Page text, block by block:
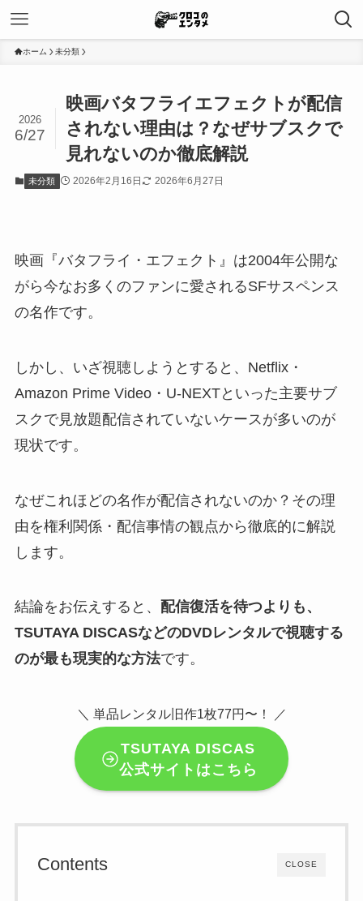
ホーム 未分類
映画バタフライエフェクトが配信
されない理由は？なぜサブスクで
見れないのか徹底解説
2026
6/27
未分類 2026年2月16日 2026年6月27日
映画『バタフライ・エフェクト』は2004年公開な
がら今なお多くのファンに愛されるSFサスペンス
の名作です。
しかし、いざ視聴しようとすると、Netflix・
Amazon Prime Video・U-NEXTといった主要サブ
スクで見放題配信されていないケースが多いのが
現状です。
なぜこれほどの名作が配信されないのか？その理
由を権利関係・配信事情の観点から徹底的に解説
します。
結論をお伝えすると、 配信復活を待つよりも、
TSUTAYA DISCASなどのDVDレンタルで視聴する
のが最も現実的な方法です。
＼ 単品レンタル旧作1枚77円〜！ ／
TSUTAYA DISCAS
公式サイトはこちら
CLOSE
Contents